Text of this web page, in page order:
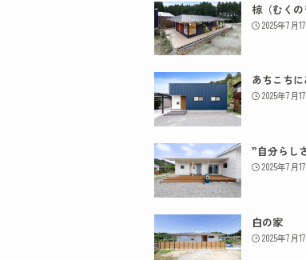
椋（むくの
2025年7月
あちこち
2025年7月
”自分らし
2025年7月
白の家
2025年7月